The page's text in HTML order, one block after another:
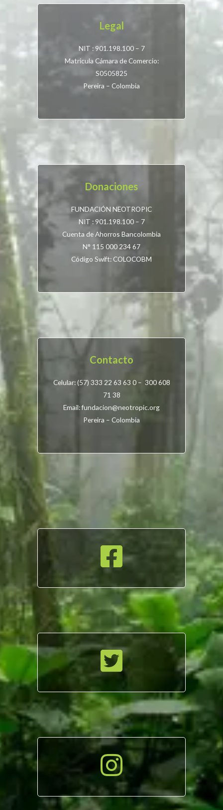
Legal
NIT : 901.198.100 – 7
Matricula Cámara de Comercio:
S0505825
Pereira – Colombia
Donaciones
FUNDACIÓN NEOTROPIC
NIT : 901.198.100 – 7
Cuenta de Ahorros Bancolombia
N° 115 000 234 67
Código Swift: COLOCOBM
Contacto
Celular: (57) 333 22 63 63 0 – 300 608
71 38
Email: fundacion@neotropic.org
Pereira – Colombia